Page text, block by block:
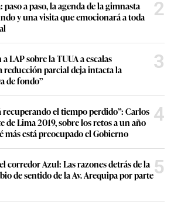
a paso, la agenda de la gimnasta
y una visita que emocionará a toda
2
LAP sobre la TUUA a escalas
reducción parcial deja intacta la
de fondo”
3
recuperando el tiempo perdido”: Carlos
de Lima 2019, sobre los retos a un año
más está preocupado el Gobierno
4
corredor Azul: Las razones detrás de la
de sentido de la Av. Arequipa por parte5